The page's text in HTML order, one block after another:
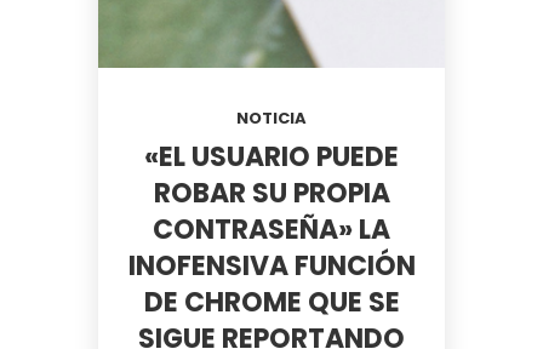
NOTICIA
«EL USUARIO PUEDE
ROBAR SU PROPIA
CONTRASEÑA» LA
INOFENSIVA FUNCIÓN
DE CHROME QUE SE
SIGUE REPORTANDO